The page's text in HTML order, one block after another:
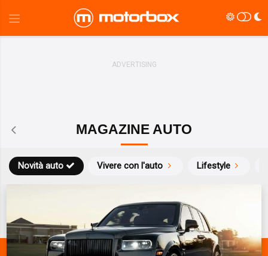
MAGAZINE AUTO
Novità auto Vivere con l'auto Lifestyle